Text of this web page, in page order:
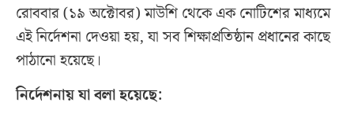
রোববার (১৯ অক্টোবর) মাউশি থেকে এক নোটিশের মাধ্যমে
এই নির্দেশনা দেওয়া হয়, যা সব শিক্ষাপ্রতিষ্ঠান প্রধানের কাছে
পাঠানো হয়েছে।
নির্দেশনায় যা বলা হয়েছে: